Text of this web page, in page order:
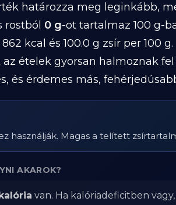
határozza meg leginkább,
rostból 0 g-ot tartalmaz 100 g-
kcal és 100.0 g zsír per 100 g.
ételek gyorsan halmoznak
és érdemes más,
használják. Magas a telített
AKAROK?
van. Ha kalóriadeficitben